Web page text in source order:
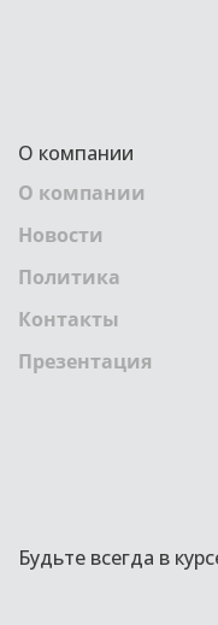
О компании
О компании
Новости
Политика
Контакты
Презентация
Будьте всегда в